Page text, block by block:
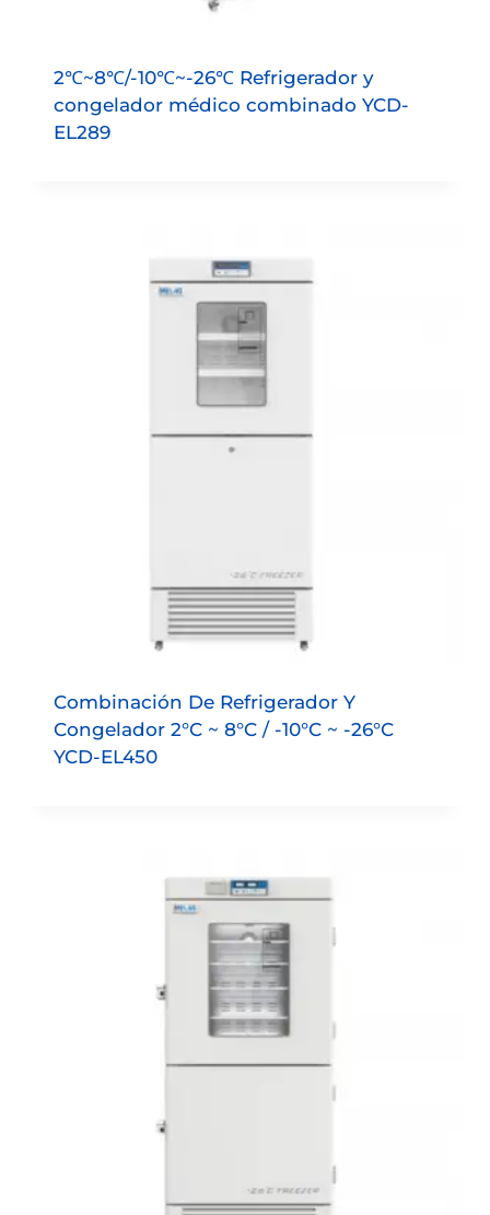
2℃~8℃/-10℃~-26℃ Refrigerador y
congelador médico combinado YCD-
EL289
Combinación De Refrigerador Y
Congelador 2°C ~ 8°C / -10°C ~ -26°C
YCD-EL450